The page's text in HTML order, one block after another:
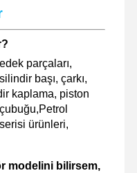
parçaları,
başı, çarkı,
kaplama, piston
ürünleri,
modelini bilirsem,